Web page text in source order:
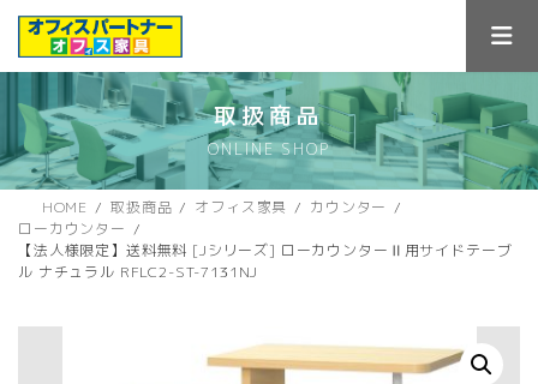
ス
キ
ン
に
取扱商品
ONLINE SHOP
HOME 取扱商品 オフィス家具
カウンター
ローカウンター
【法人様限定】送料無料 [Jシリーズ] ローカウンターⅡ用サイドテーブ
ル ナチュラル RFLC2-ST-7131NJ